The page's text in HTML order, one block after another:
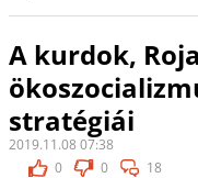
A kurdok,
stratégiái
2019.11.08 07:38
0
0 18